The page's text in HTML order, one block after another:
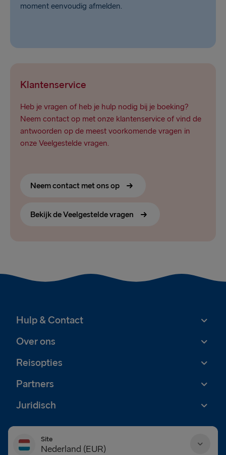
moment eenvoudig afmelden.
Klantenservice
Heb je vragen of heb je hulp nodig bij je boeking?
Neem contact op met onze klantenservice of vind de
antwoorden op de meest voorkomende vragen in
onze Veelgestelde vragen.
Neem contact met ons op
Bekijk de Veelgestelde vragen
Hulp & Contact
Over ons
Reisopties
Partners
Juridisch
Site
Nederland (EUR)